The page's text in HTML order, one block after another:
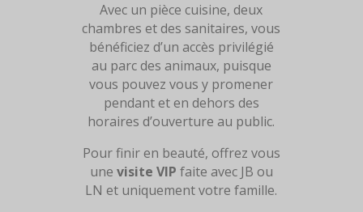
Avec un pièce cuisine, deux
chambres et des sanitaires, vous
bénéficiez d’un accès privilégié
au parc des animaux, puisque
vous pouvez vous y promener
pendant et en dehors des
horaires d’ouverture au public.
Pour finir en beauté, offrez vous
une visite VIP faite avec JB ou
LN et uniquement votre famille.